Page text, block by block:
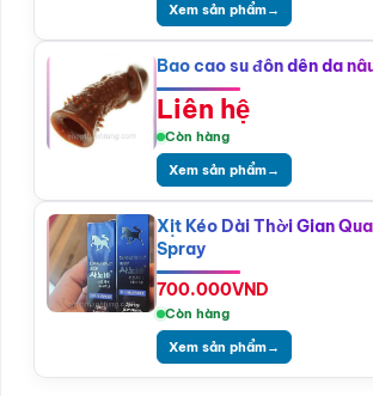
Xem sản phẩm→
Bao cao su đôn dên da
Liên hệ
Còn hàng
Xem sản phẩm→
Xịt Kéo Dài Thời Gian
Spray
700.000VND
Còn hàng
Xem sản phẩm→